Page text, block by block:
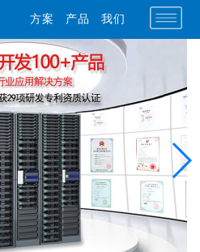
方案 产品 我们